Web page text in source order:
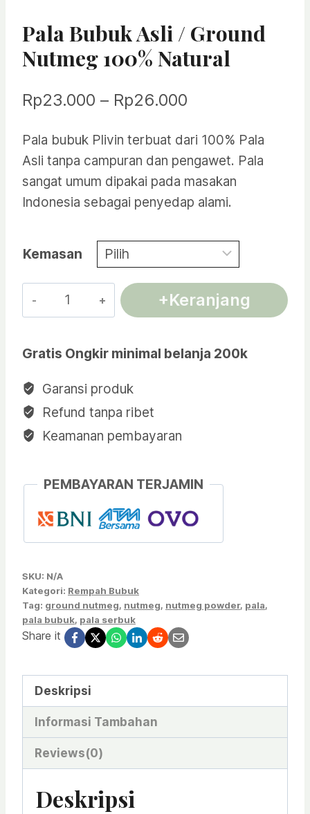
Pala Bubuk Asli / Ground
Nutmeg 100% Natural
Rp23.000 – Rp26.000
Rp23.000
hingga
Rp26.000
Pala bubuk Plivin terbuat dari 100% Pala
Asli tanpa campuran dan pengawet. Pala
sangat umum dipakai pada masakan
Indonesia sebagai penyedap alami.
Kemasan
Kuantitas
Pala
Asli
Ground
Nutmeg
100%
+Keranjang
Gratis Ongkir minimal belanja 200k
Garansi produk
Refund tanpa ribet
Keamanan pembayaran
PEMBAYARAN TERJAMIN
SKU: N/A
Kategori: Rempah Bubuk
Tag: ground nutmeg, nutmeg, nutmeg powder, pala,
pala bubuk, pala serbuk
Share it
Deskripsi
Informasi Tambahan
Reviews(0)
Deskripsi